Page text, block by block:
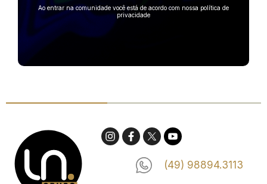
Ao entrar na comunidade você está de acordo com nossa política de
privacidade
(49) 98894.3113